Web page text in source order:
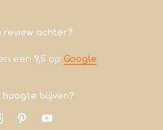
review achter?
een 9,5 op Google
hoogte blijven?